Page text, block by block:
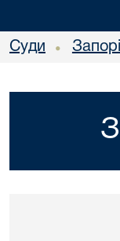
Суди •